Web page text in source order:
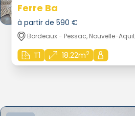
Ferre Ba
à partir de 590 €
Bordeaux - Pessac, Nouvelle-
T1 18.22m2